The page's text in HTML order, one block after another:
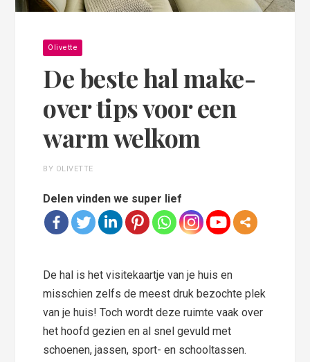
Olivette
De beste hal make-
over tips voor een
warm welkom
BY OLIVETTE
Delen vinden we super lief
De hal is het visitekaartje van je huis en
misschien zelfs de meest druk bezochte plek
van je huis! Toch wordt deze ruimte vaak over
het hoofd gezien en al snel gevuld met
schoenen, jassen, sport- en schooltassen.